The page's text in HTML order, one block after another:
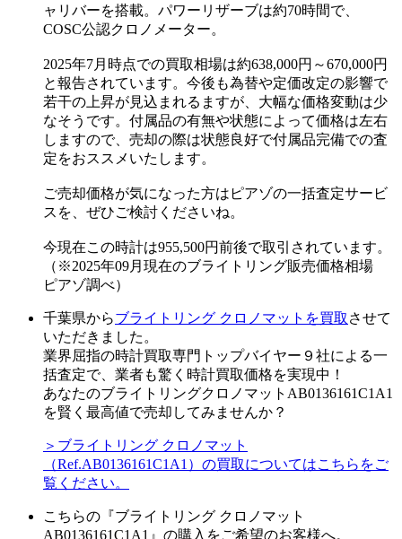
ャリバーを搭載。パワーリザーブは約70時間で、
COSC公認クロノメーター。
2025年7月時点での買取相場は約638,000円～670,000円
と報告されています。今後も為替や定価改定の影響で
若干の上昇が見込まれるますが、大幅な価格変動は少
なそうです。付属品の有無や状態によって価格は左右
しますので、売却の際は状態良好で付属品完備での査
定をおススメいたします。
ご売却価格が気になった方はピアゾの一括査定サービ
スを、ぜひご検討くださいね。
今現在この時計は955,500円前後で取引されています。
（※2025年09月現在のブライトリング販売価格相場
ピアゾ調べ）
千葉県からブライトリング クロノマットを買取 させて
いただきました。
業界屈指の時計買取専門トップバイヤー９社による一
括査定で、業者も驚く時計買取価格を実現中！
あなたのブライトリングクロノマットAB0136161C1A1
を賢く最高値で売却してみませんか？
＞ブライトリング クロノマット
（Ref.AB0136161C1A1）の買取についてはこちらをご
覧ください。
こちらの『ブライトリング クロノマット
AB0136161C1A1』の購入をご希望のお客様へ。